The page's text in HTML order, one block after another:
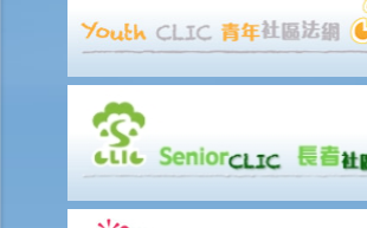
A. 发卡机构、持卡人及商户之间的关系
B. 信贷额度
C. 利息、财务费用和其他费用及收费
E. 未经授权的交易
F. 退款保障